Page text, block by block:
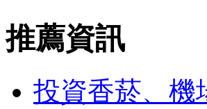
推薦資訊
投資香菸、機